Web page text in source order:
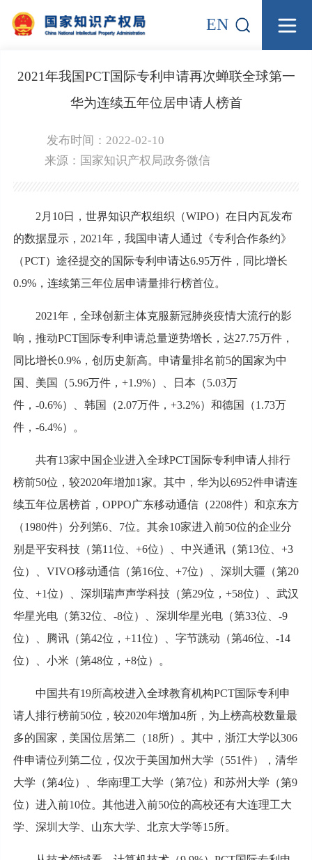
EN
2021年我国PCT国际专利申请再次蝉联全球第一
华为连续五年位居申请人榜首
发布时间：2022-02-10
来源： 国家知识产权局政务微信
2月10日，世界知识产权组织（WIPO）在日内瓦发布
的数据显示，2021年，我国申请人通过《专利合作条约》
（PCT）途径提交的国际专利申请达6.95万件，同比增长
0.9%，连续第三年位居申请量排行榜首位。
2021年，全球创新主体克服新冠肺炎疫情大流行的影
响，推动PCT国际专利申请总量逆势增长，达27.75万件，
同比增长0.9%，创历史新高。申请量排名前5的国家为中
国、美国（5.96万件，+1.9%）、日本（5.03万
件，-0.6%）、韩国（2.07万件，+3.2%）和德国（1.73万
件，-6.4%）。
共有13家中国企业进入全球PCT国际专利申请人排行
榜前50位，较2020年增加1家。其中，华为以6952件申请连
续五年位居榜首，OPPO广东移动通信（2208件）和京东方
（1980件）分列第6、7位。其余10家进入前50位的企业分
别是平安科技（第11位、+6位）、中兴通讯（第13位、+3
位）、VIVO移动通信（第16位、+7位）、深圳大疆（第20
位、+1位）、深圳瑞声声学科技（第29位，+58位）、武汉
华星光电（第32位、-8位）、深圳华星光电（第33位、-9
位）、腾讯（第42位，+11位）、字节跳动（第46位、-14
位）、小米（第48位，+8位）。
中国共有19所高校进入全球教育机构PCT国际专利申
请人排行榜前50位，较2020年增加4所，为上榜高校数量最
多的国家，美国位居第二（18所）。其中，浙江大学以306
件申请位列第二位，仅次于美国加州大学（551件），清华
大学（第4位）、华南理工大学（第7位）和苏州大学（第9
位）进入前10位。其他进入前50位的高校还有大连理工大
学、深圳大学、山东大学、北京大学等15所。